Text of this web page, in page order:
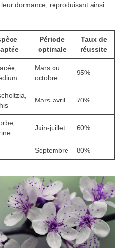
dormance, reproduisant ainsi
Période
optimale
Taux de
réussite
Mars ou
octobre
95%
Mars-avril 70%
Juin-juillet 60%
Septembre 80%